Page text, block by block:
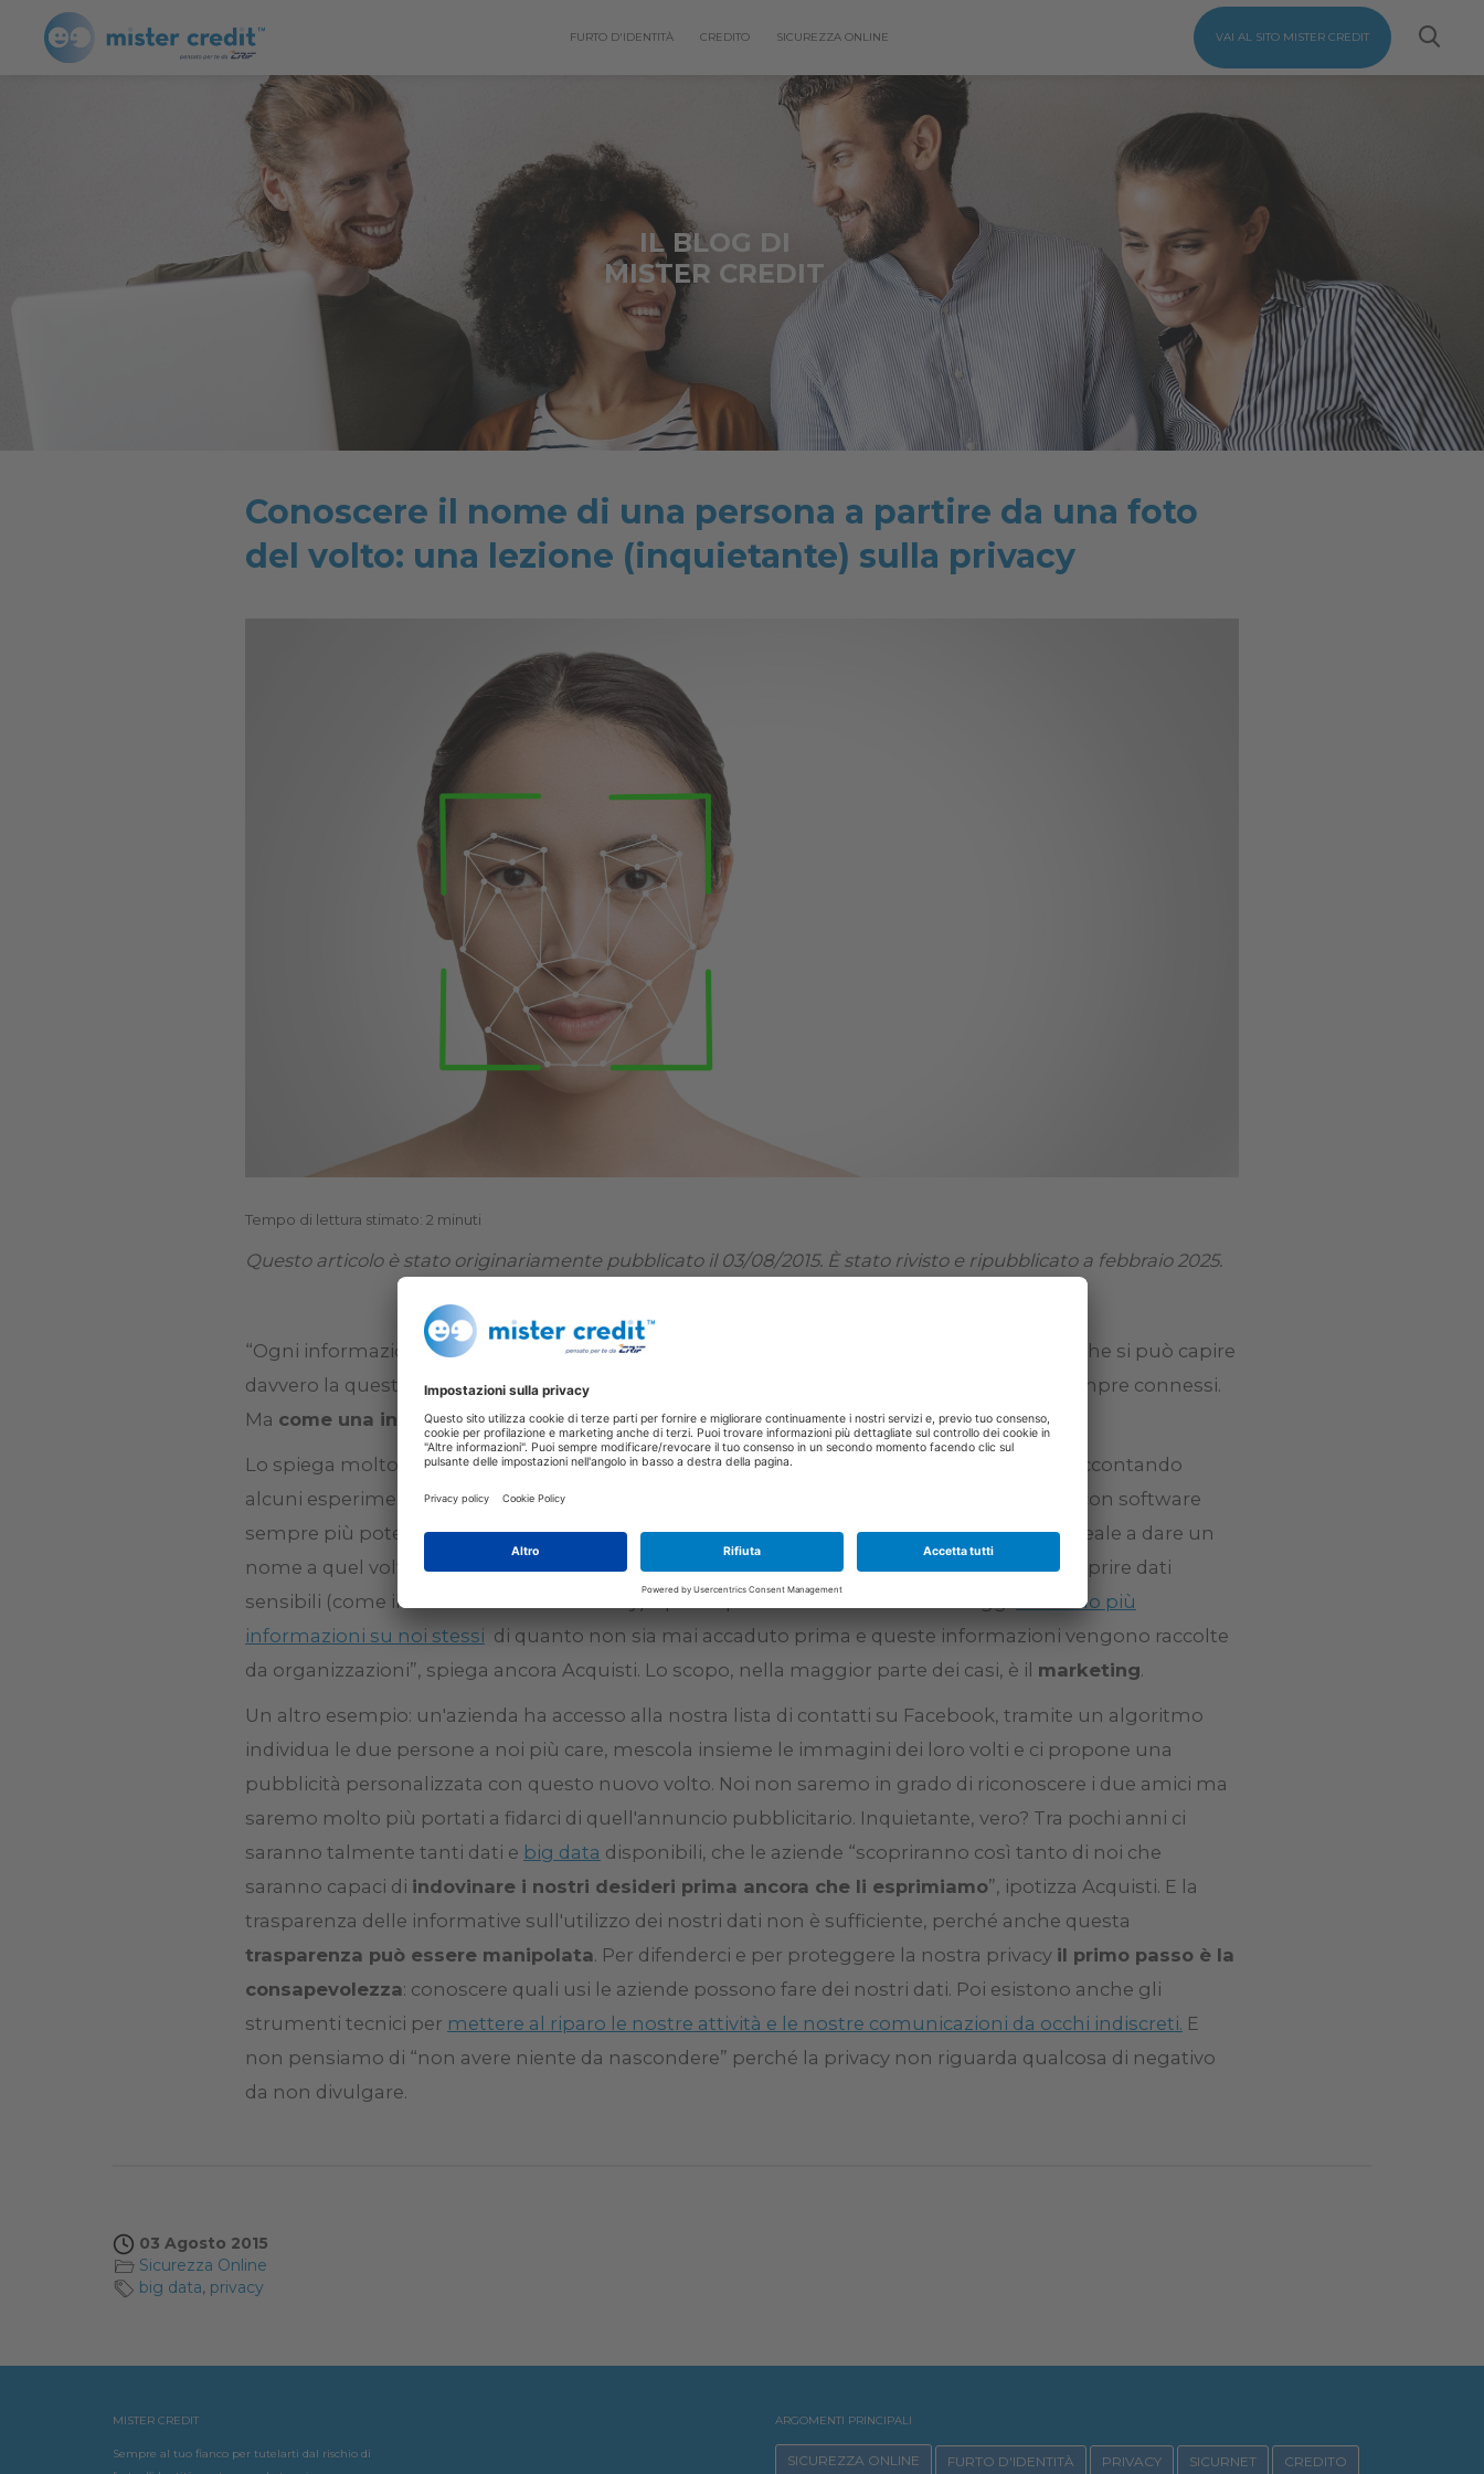
FURTO D'IDENTITÀ CREDITO SICUREZZA ONLINE VAI AL SITO MISTER CREDIT
IL BLOG DI
MISTER CREDIT
Conoscere il nome di una persona a partire da una foto
del volto: una lezione (inquietante) sulla privacy
Tempo di lettura stimato: 2 minuti
Questo articolo è stato originariamente pubblicato il 03/08/2015. È stato rivisto e ripubblicato a febbraio 2025.
“Ogni informazione personale può diventare un dato sensibile”. Forse è con questa frase che si può capire
davvero la questione della protezione dei nostri dati personali in un'epoca in cui siamo sempre connessi.
Ma come una informazione personale qualsiasi può diventare un dato sensibile?
Lo spiega molto bene Alessandro Acquisti, economista alla Carnegie Mellon University, raccontando
alcuni esperimenti condotti negli Stati Uniti. Con un numero di dati sempre più grande e con software
sempre più potenti è possibile, a partire da una foto scattata a un viso, arrivare in tempo reale a dare un
nome a quel volto e a recuperare tutte le informazioni pubbliche disponibili; e da qui a scoprire dati
sensibili (come il numero di social security) il passo può essere molto breve. “Oggi
sveliamo più
informazioni su noi stessi di quanto non sia mai accaduto prima e queste informazioni vengono raccolte
da organizzazioni”, spiega ancora Acquisti. Lo scopo, nella maggior parte dei casi, è il marketing.
Un altro esempio: un'azienda ha accesso alla nostra lista di contatti su Facebook, tramite un algoritmo
individua le due persone a noi più care, mescola insieme le immagini dei loro volti e ci propone una
pubblicità personalizzata con questo nuovo volto. Noi non saremo in grado di riconoscere i due amici ma
saremo molto più portati a fidarci di quell'annuncio pubblicitario. Inquietante, vero? Tra pochi anni ci
saranno talmente tanti dati e big data disponibili, che le aziende “scopriranno così tanto di noi che
saranno capaci di indovinare i nostri desideri prima ancora che li esprimiamo”, ipotizza Acquisti. E la
trasparenza delle informative sull'utilizzo dei nostri dati non è sufficiente, perché anche questa
trasparenza può essere manipolata. Per difenderci e per proteggere la nostra privacy il primo passo è la
consapevolezza: conoscere quali usi le aziende possono fare dei nostri dati. Poi esistono anche gli
strumenti tecnici per mettere al riparo le nostre attività e le nostre comunicazioni da occhi indiscreti. E
non pensiamo di “non avere niente da nascondere” perché la privacy non riguarda qualcosa di negativo
da non divulgare.
03 Agosto 2015
Sicurezza Online
big data, privacy
MISTER CREDIT
Sempre al tuo fianco per tutelarti dal rischio di
ARGOMENTI PRINCIPALI
SICUREZZA ONLINE FURTO D'IDENTITÀ PRIVACY SICURNET CREDITO